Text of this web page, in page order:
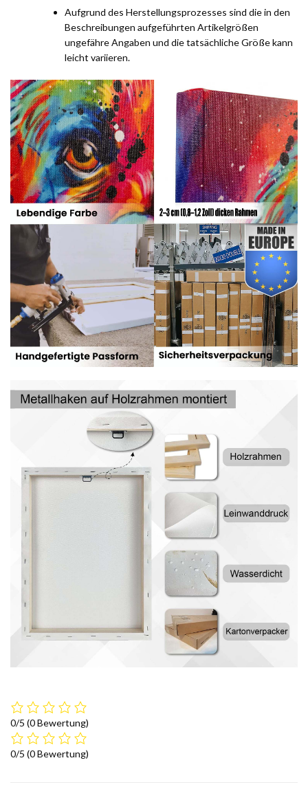
Aufgrund des Herstellungsprozesses sind die in den
Beschreibungen aufgeführten Artikelgrößen
ungefähre Angaben und die tatsächliche Größe kann
leicht variieren.
0/5 (0 Bewertung)
0/5 (0 Bewertung)